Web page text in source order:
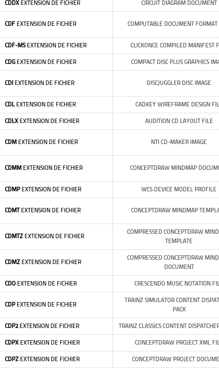
CDDXEXTENSION DE FICHIER CIRCUIT DIAGRAM DOCUMENT
CDF EXTENSION DE FICHIER COMPUTABLE DOCUMENT
CDF-MSEXTENSION DE FICHIER CLICKONCE COMPILED MANIFEST
CDG EXTENSION DE FICHIER COMPACT DISC PLUS GRAPHICS
CDI EXTENSION DE FICHIER DISCJUGGLER DISC IMAGE
CDLEXTENSION DE FICHIER CADKEY WIREFRAME DESIGN
CDLXEXTENSION DE FICHIER AUDITION CD LAYOUT FILE
CDM EXTENSION DE FICHIER NTI CD-MAKER IMAGE
CDMM EXTENSION DE FICHIER CONCEPTDRAW MINDMAP
CDMPEXTENSION DE FICHIER WCS DEVICE MODEL PROFILE
CDMTEXTENSION DE FICHIER CONCEPTDRAW MINDMAP
CDMTZ EXTENSION DE FICHIER
COMPRESSED CONCEPTDRAW
TEMPLATE
CDMZ EXTENSION DE FICHIER
COMPRESSED CONCEPTDRAW
DOCUMENT
CDO EXTENSION DE FICHIER CRESCENDO MUSIC NOTATION
CDPEXTENSION DE FICHIER
TRAINZ SIMULATOR CONTENT
PACK
CDP2EXTENSION DE FICHIER TRAINZ CLASSICS CONTENT
CDPXEXTENSION DE FICHIER CONCEPTDRAW PROJECT XML
CDPZ EXTENSION DE FICHIER CONCEPTDRAW PROJECT